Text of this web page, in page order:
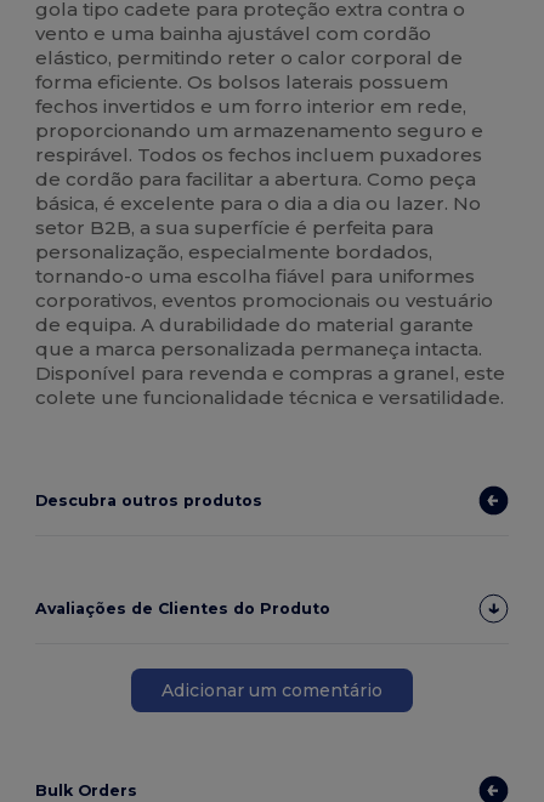
gola tipo cadete para proteção extra contra o
vento e uma bainha ajustável com cordão
elástico, permitindo reter o calor corporal de
forma eficiente. Os bolsos laterais possuem
fechos invertidos e um forro interior em rede,
proporcionando um armazenamento seguro e
respirável. Todos os fechos incluem puxadores
de cordão para facilitar a abertura. Como peça
básica, é excelente para o dia a dia ou lazer. No
setor B2B, a sua superfície é perfeita para
personalização, especialmente bordados,
tornando-o uma escolha fiável para uniformes
corporativos, eventos promocionais ou vestuário
de equipa. A durabilidade do material garante
que a marca personalizada permaneça intacta.
Disponível para revenda e compras a granel, este
colete une funcionalidade técnica e versatilidade.
Descubra outros produtos
Avaliações de Clientes do Produto
Adicionar um comentário
Bulk Orders